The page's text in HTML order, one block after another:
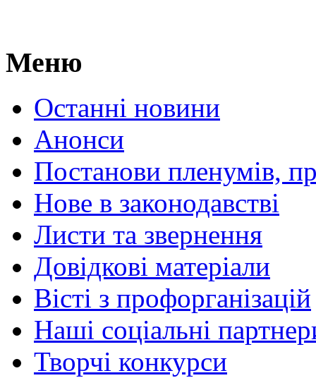
Меню
Останні новини
Анонси
Постанови пленумів,
Нове в законодавстві
Листи та звернення
Довідкові матеріали
Вісті з профорганізацій
Наші соціальні
Творчі конкурси